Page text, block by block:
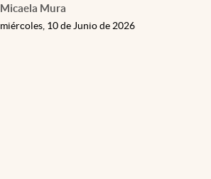
Micaela Mura
miércoles, 10 de Junio de 2026